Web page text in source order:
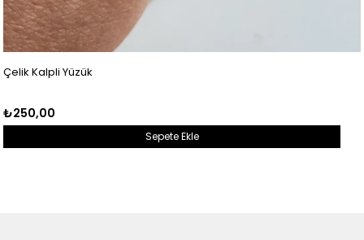
Çelik Kalpli Yüzük
₺250,00
Sepete Ekle